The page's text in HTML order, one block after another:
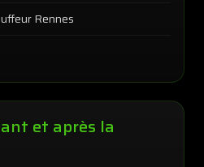
Rennes
et après la